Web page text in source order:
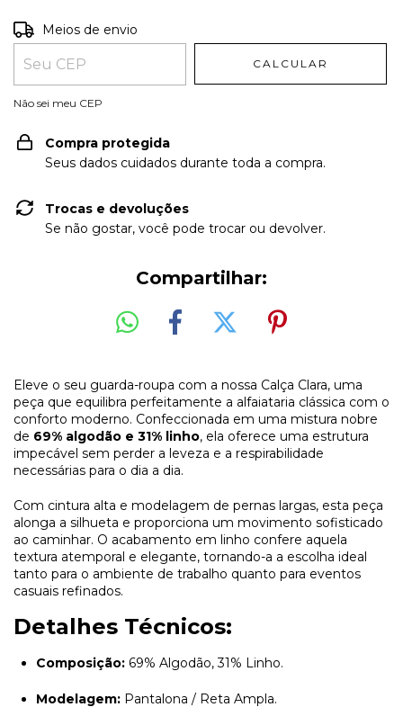
Entregas para o CEP:
Meios de envio
CALCULAR
Não sei meu CEP
Compra protegida
Seus dados cuidados durante toda a compra.
Trocas e devoluções
Se não gostar, você pode trocar ou devolver.
Compartilhar:
Eleve o seu guarda-roupa com a nossa Calça Clara, uma
peça que equilibra perfeitamente a alfaiataria clássica com o
conforto moderno. Confeccionada em uma mistura nobre
de 69% algodão e 31% linho, ela oferece uma estrutura
impecável sem perder a leveza e a respirabilidade
necessárias para o dia a dia.
Com cintura alta e modelagem de pernas largas, esta peça
alonga a silhueta e proporciona um movimento sofisticado
ao caminhar. O acabamento em linho confere aquela
textura atemporal e elegante, tornando-a a escolha ideal
tanto para o ambiente de trabalho quanto para eventos
casuais refinados.
Detalhes Técnicos:
Composição: 69% Algodão, 31% Linho.
Modelagem: Pantalona / Reta Ampla.